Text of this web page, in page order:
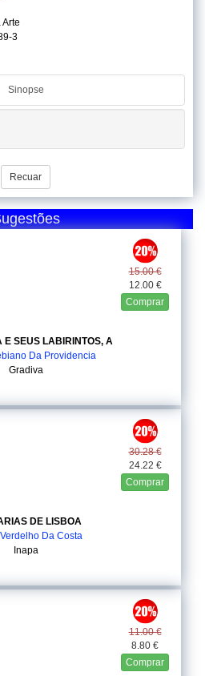
Arte
3
Sinopse
Recuar
15.00 €
12.00 €
Comprar
E SEUS LABIRINTOS, A
Da Providencia
Gradiva
30.28 €
24.22 €
Comprar
DE LISBOA
Da Costa
Inapa
11.00 €
8.80 €
Comprar